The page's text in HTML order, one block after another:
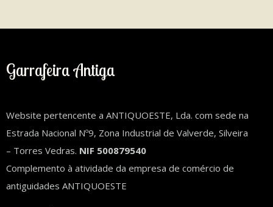
Garrafeira Antiga
Website pertencente a ANTIQUOESTE, Lda. com sede na
Estrada Nacional Nº9, Zona Industrial de Valverde, Silveira
– Torres Vedras. NIF 500879540
Complemento à atividade da empresa de comércio de
antiguidades ANTIQUOESTE